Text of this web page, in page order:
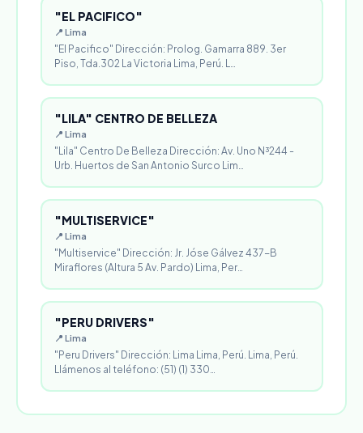
"EL PACIFICO"
📍 Lima
"El Pacifico" Dirección: Prolog. Gamarra 889. 3er
Piso, Tda.302 La Victoria Lima, Perú. L…
"LILA" CENTRO DE BELLEZA
📍 Lima
"Lila" Centro De Belleza Dirección: Av. Uno N³244 -
Urb. Huertos de San Antonio Surco Lim…
"MULTISERVICE"
📍 Lima
"Multiservice" Dirección: Jr. Jóse Gálvez 437-B
Miraflores (Altura 5 Av. Pardo) Lima, Per…
"PERU DRIVERS"
📍 Lima
"Peru Drivers" Dirección: Lima Lima, Perú. Lima, Perú.
Llámenos al teléfono: (51) (1) 330…